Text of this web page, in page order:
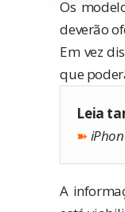
Os
deverão
Em vez
que
Leia
➽
A